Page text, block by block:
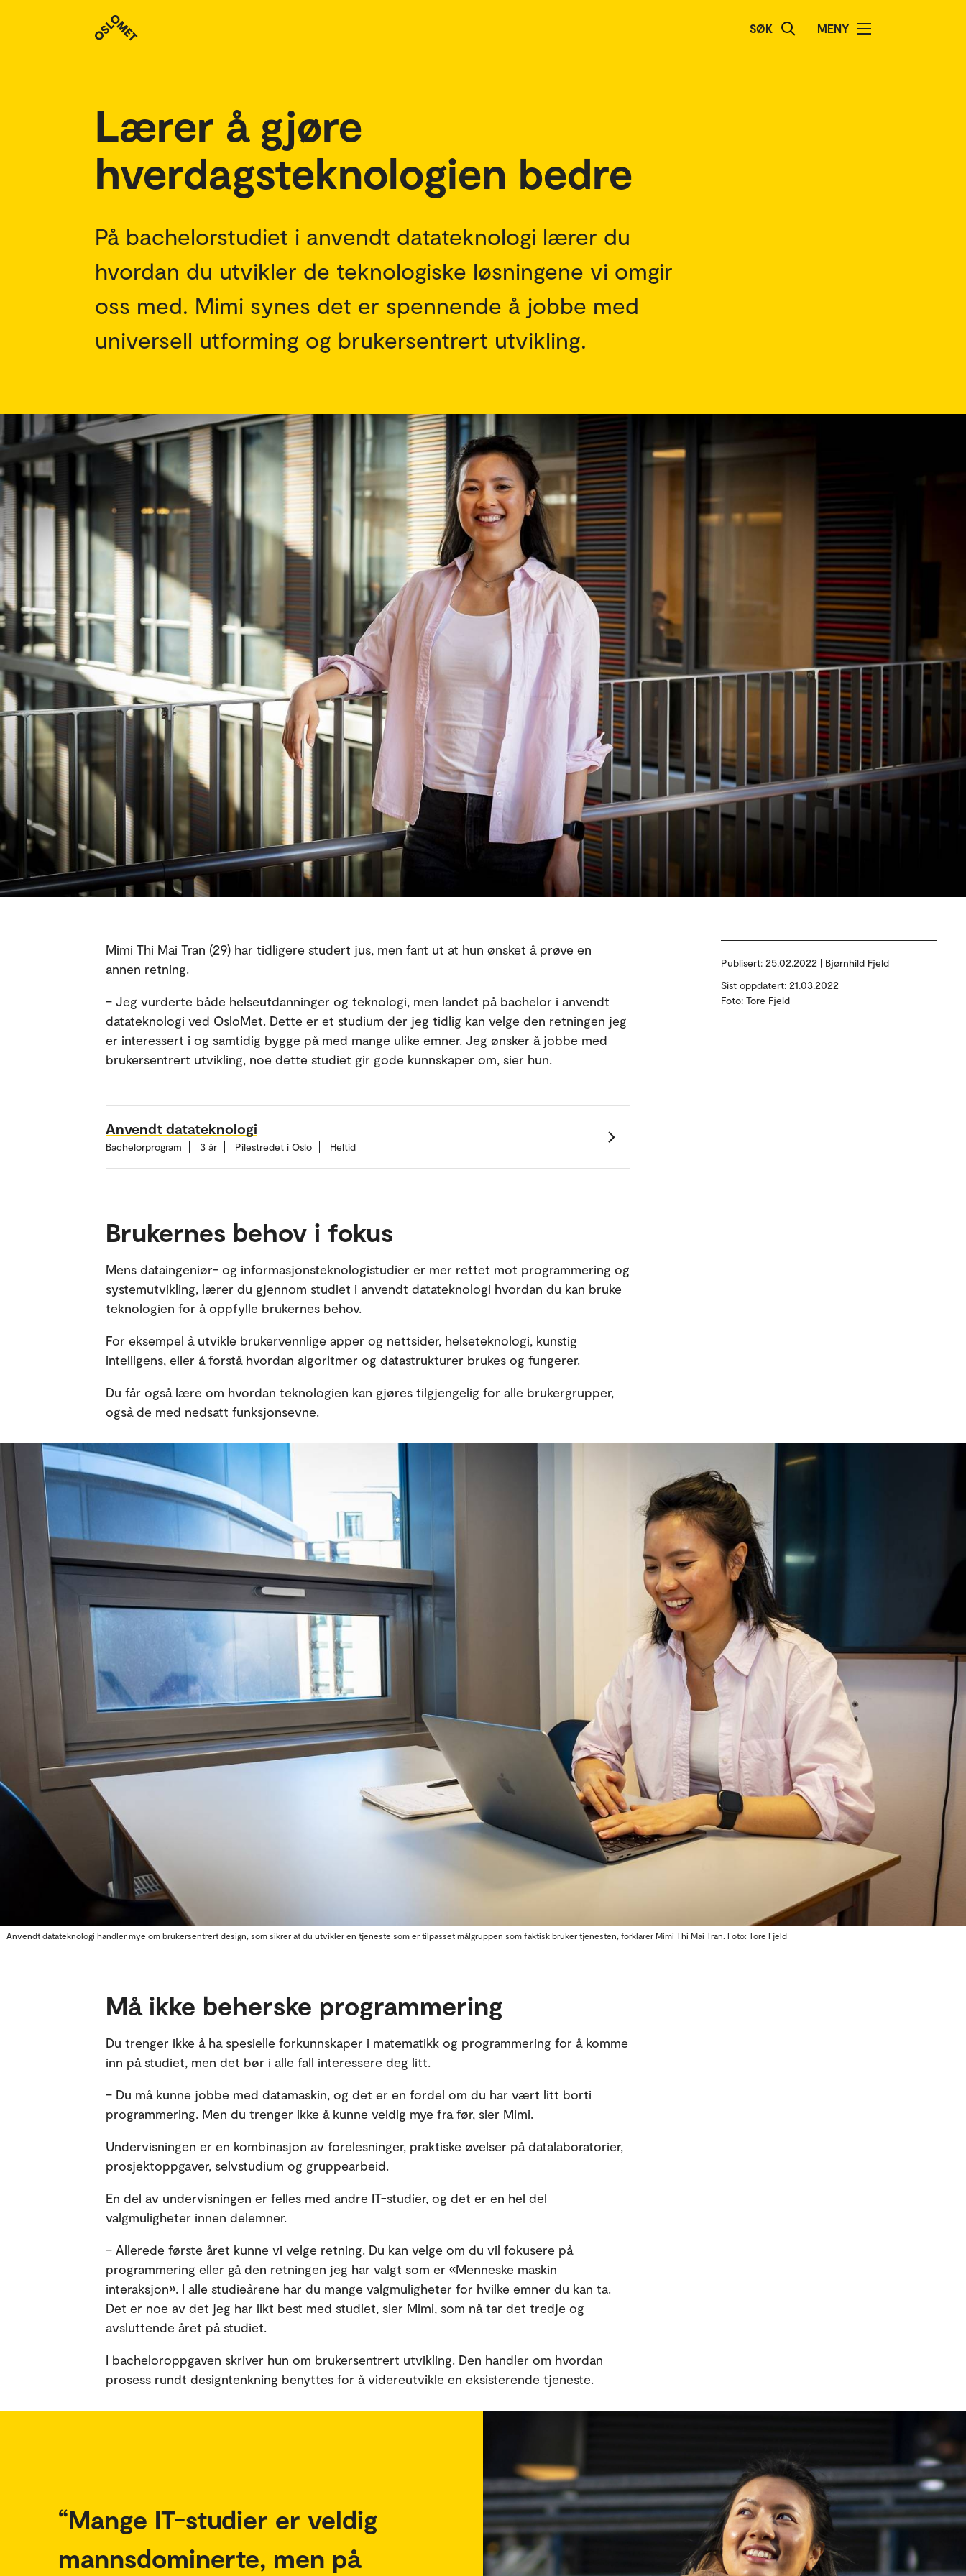
SØK MENY
Studenthistorier
Lærer å gjøre
hverdagsteknologien bedre
På bachelorstudiet i anvendt datateknologi lærer du
hvordan du utvikler de teknologiske løsningene vi omgir
oss med. Mimi synes det er spennende å jobbe med
universell utforming og brukersentrert utvikling.
Publisert: 25.02.2022 | Bjørnhild Fjeld
Sist oppdatert: 21.03.2022
Foto: Tore Fjeld
Mimi Thi Mai Tran (29) har tidligere studert jus, men fant ut at hun ønsket å prøve en
annen retning.
– Jeg vurderte både helseutdanninger og teknologi, men landet på bachelor i anvendt
datateknologi ved OsloMet. Dette er et studium der jeg tidlig kan velge den retningen jeg
er interessert i og samtidig bygge på med mange ulike emner. Jeg ønsker å jobbe med
brukersentrert utvikling, noe dette studiet gir gode kunnskaper om, sier hun.
Anvendt datateknologi
Bachelorprogram 3 år Pilestredet i Oslo Heltid
Brukernes behov i fokus
Mens dataingeniør- og informasjonsteknologistudier er mer rettet mot programmering og
systemutvikling, lærer du gjennom studiet i anvendt datateknologi hvordan du kan bruke
teknologien for å oppfylle brukernes behov.
For eksempel å utvikle brukervennlige apper og nettsider, helseteknologi, kunstig
intelligens, eller å forstå hvordan algoritmer og datastrukturer brukes og fungerer.
Du får også lære om hvordan teknologien kan gjøres tilgjengelig for alle brukergrupper,
også de med nedsatt funksjonsevne.
– Anvendt datateknologi handler mye om brukersentrert design, som sikrer at du utvikler en tjeneste som er tilpasset målgruppen som faktisk bruker tjenesten, forklarer Mimi Thi Mai Tran. Foto: Tore Fjeld
Må ikke beherske programmering
Du trenger ikke å ha spesielle forkunnskaper i matematikk og programmering for å komme
inn på studiet, men det bør i alle fall interessere deg litt.
– Du må kunne jobbe med datamaskin, og det er en fordel om du har vært litt borti
programmering. Men du trenger ikke å kunne veldig mye fra før, sier Mimi.
Undervisningen er en kombinasjon av forelesninger, praktiske øvelser på datalaboratorier,
prosjektoppgaver, selvstudium og gruppearbeid.
En del av undervisningen er felles med andre IT-studier, og det er en hel del
valgmuligheter innen delemner.
– Allerede første året kunne vi velge retning. Du kan velge om du vil fokusere på
programmering eller gå den retningen jeg har valgt som er «Menneske maskin
interaksjon». I alle studieårene har du mange valgmuligheter for hvilke emner du kan ta.
Det er noe av det jeg har likt best med studiet, sier Mimi, som nå tar det tredje og
avsluttende året på studiet.
I bacheloroppgaven skriver hun om brukersentrert utvikling. Den handler om hvordan
prosess rundt designtenkning benyttes for å videreutvikle en eksisterende tjeneste.
Mange IT-studier er veldig
mannsdominerte, men på